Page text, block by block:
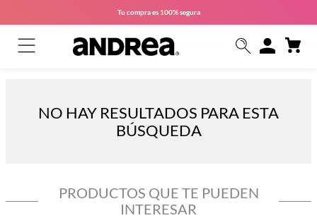
Tu compra es 100% segura
NO HAY RESULTADOS PARA ESTA
BÚSQUEDA
PRODUCTOS QUE TE PUEDEN
INTERESAR